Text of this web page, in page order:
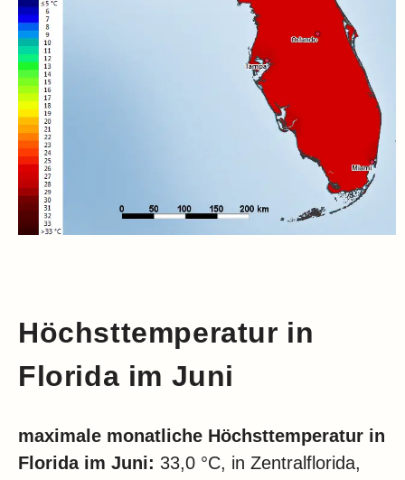
Höchsttemperatur in
Florida im Juni
maximale monatliche Höchsttemperatur in
Florida im Juni: 33,0 °C, in Zentralflorida,